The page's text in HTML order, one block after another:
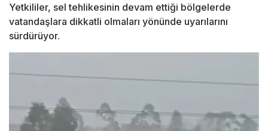
Yetkililer, sel tehlikesinin devam ettiği bölgelerde
vatandaşlara dikkatli olmaları yönünde uyarılarını
sürdürüyor.